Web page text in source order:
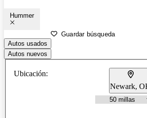
Hummer
Guardar búsqueda
Autos usados
Autos nuevos
Ubicación:
Newark,